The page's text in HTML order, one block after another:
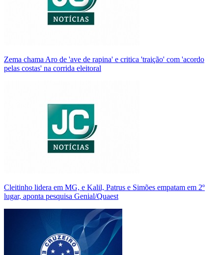
Zema chama Aro de 'ave de rapina' e critica 'traição' com 'acordo
pelas costas' na corrida eleitoral
Cleitinho lidera em MG, e Kalil, Patrus e Simões empatam em 2º
lugar, aponta pesquisa Genial/Quaest